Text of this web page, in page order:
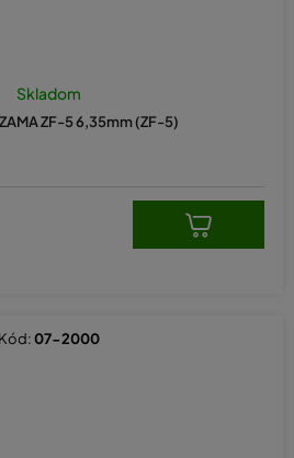
ZF-5 6,35mm (ZF-5)
Skladom
Kód:07-2000